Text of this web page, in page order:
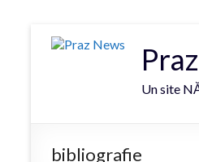
Un site
bibliografie